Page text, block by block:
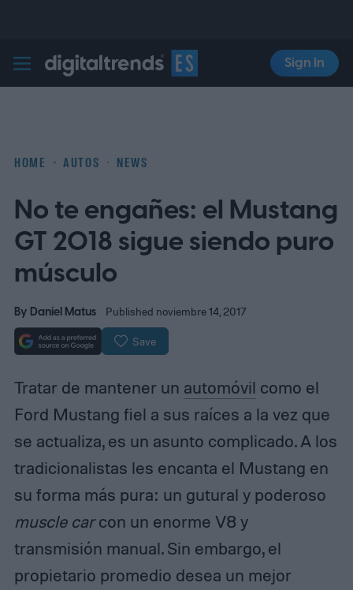
Digital Trends Español
Sign In
HOME AUTOS NEWS
No te engañes: el Mustang
GT 2018 sigue siendo puro
músculo
By Daniel Matus Published noviembre 14, 2017
Save
Tratar de mantener un automóvil como el
Ford Mustang fiel a sus raíces a la vez que
se actualiza, es un asunto complicado. A los
tradicionalistas les encanta el Mustang en
su forma más pura: un gutural y poderoso
muscle carcon un enorme V8 y
transmisión manual. Sin embargo, el
propietario promedio desea un mejor